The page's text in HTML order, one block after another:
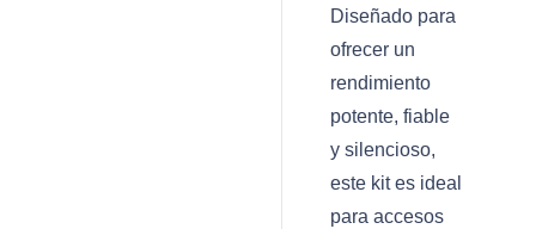
Diseñado para
ofrecer un
rendimiento
potente, fiable
y silencioso,
este kit es ideal
para accesos